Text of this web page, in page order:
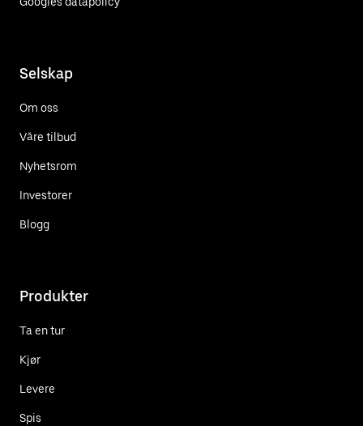
Selskap
Om oss
Våre tilbud
Nyhetsrom
Investorer
Blogg
Produkter
Ta en tur
Kjør
Levere
Spis